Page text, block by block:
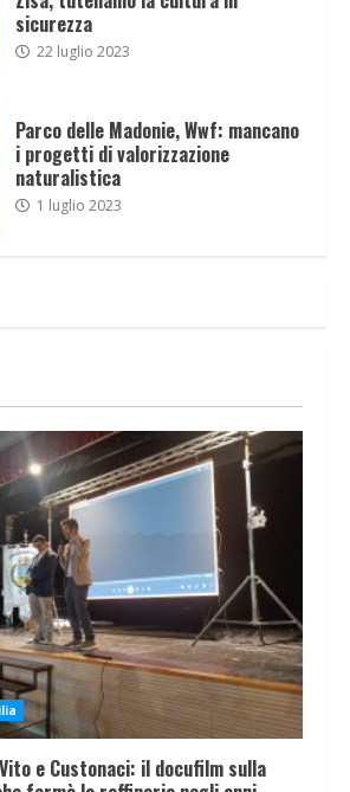
sicurezza
22 luglio 2023
Parco delle Madonie, Wwf: mancano
i progetti di valorizzazione
naturalistica
1 luglio 2023
e Custonaci: il docufilm sulla